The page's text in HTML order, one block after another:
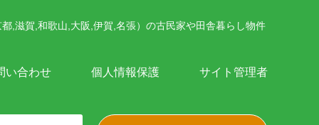
,滋賀,和歌山,大阪,伊賀,名張）の古民家や田舎暮らし物件
い合わせ 個人情報保護 サイト管理者